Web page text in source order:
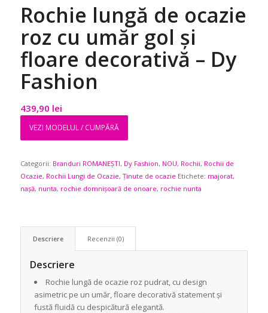
Rochie lungă de ocazie
roz cu umăr gol și
floare decorativă – Dy
Fashion
439,90 lei
VEZI MODELUL / CUMPĂRĂ
Categorii: Branduri ROMANEȘTI, Dy Fashion, NOU, Rochii, Rochii de
Ocazie, Rochii Lungi de Ocazie, Ținute de ocazie Etichete: majorat,
nașă, nunta, rochie domnișoară de onoare, rochie nunta
Descriere Recenzii (0)
Descriere
Rochie lungă de ocazie roz pudrat, cu design
asimetric pe un umăr, floare decorativă statement și
fustă fluidă cu despicătură elegantă.